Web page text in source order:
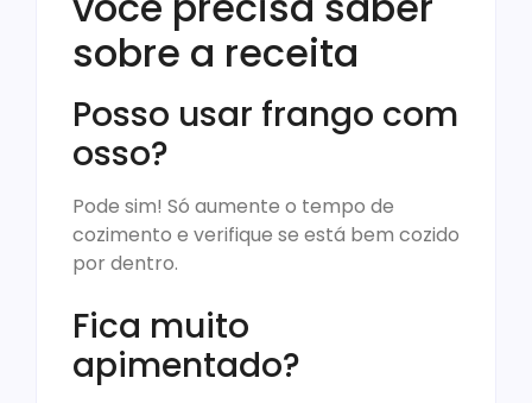
sobre a receita
Posso usar frango com
osso?
Pode sim! Só aumente o tempo de
cozimento e verifique se está bem cozido
por dentro.
Fica muito
apimentado?